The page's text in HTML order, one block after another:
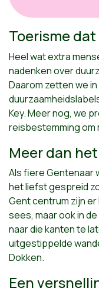
Toerisme
Heel wat extra
nadenken over
Daarom zetten we
Key. Meer nog, we
reisbestemming
Meer dan
Als fiere Gentenaar
het liefst gespreid
Gent centrum zijn
sees, maar ook in
naar die kanten te
uitgestippelde
Dokken.
Een